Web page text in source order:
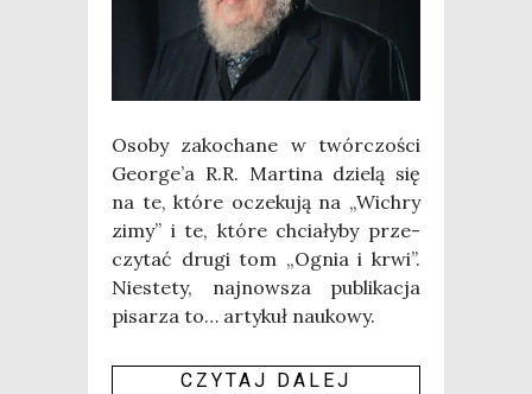
Oso­by zako­cha­ne w twór­czo­ści
George’a R.R. Mar­ti­na dzie­lą się
na te, któ­re ocze­ku­ją na „Wichry
zimy” i te, któ­re chcia­ły­by prze­
czy­tać dru­gi tom „Ognia i krwi”.
Nie­ste­ty, naj­now­sza publi­ka­cja
pisa­rza to… arty­kuł naukowy.
CZY­TAJ DALEJ